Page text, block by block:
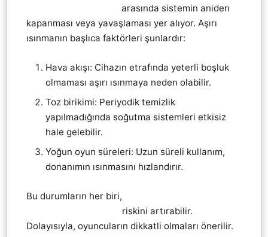
arasında sistemin aniden
kapanması veya yavaşlaması yer alıyor. Aşırı
ısınmanın başlıca faktörleri şunlardır:
Hava akışı: Cihazın etrafında yeterli boşluk
olmaması aşırı ısınmaya neden olabilir.
Toz birikimi: Periyodik temizlik
yapılmadığında soğutma sistemleri etkisiz
hale gelebilir.
Yoğun oyun süreleri: Uzun süreli kullanım,
donanımın ısınmasını hızlandırır.
Bu durumların her biri,
riskini artırabilir.
Dolayısıyla, oyuncuların dikkatli olmaları önerilir.